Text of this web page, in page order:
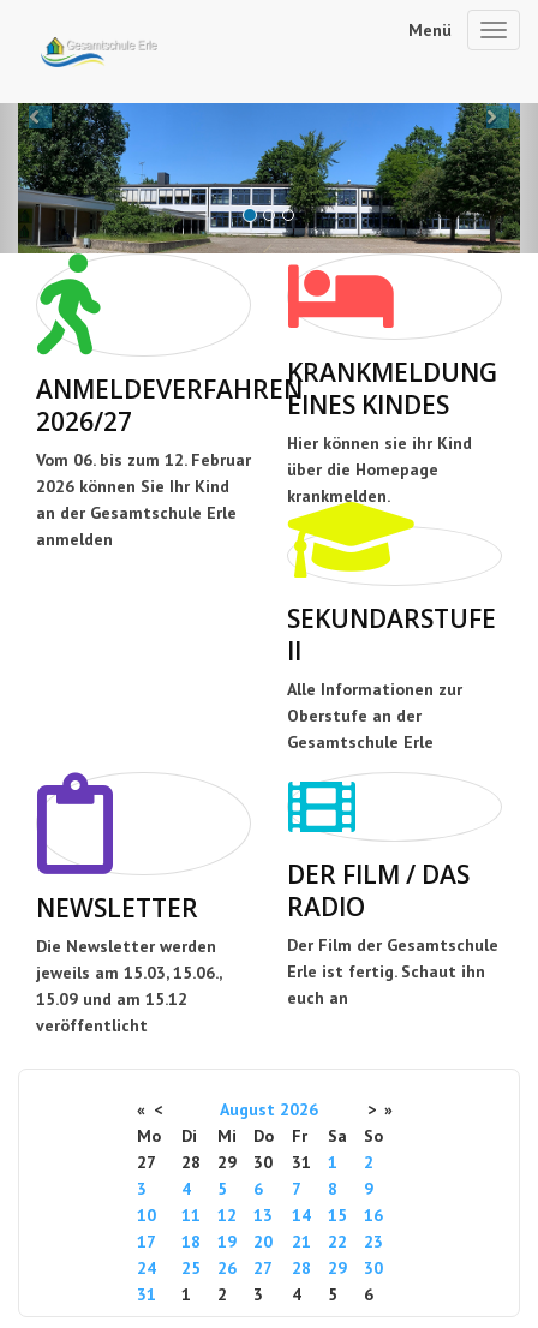
Menü
Previous
ANMELDEVERFAHREN
2026/27
Vom 06. bis zum 12. Februar
2026 können Sie Ihr Kind
an der Gesamtschule Erle
anmelden
KRANKMELDUNG
EINES KINDES
Hier können sie ihr Kind
über die Homepage
krankmelden.
SEKUNDARSTUFE
II
Alle Informationen zur
Oberstufe an der
Gesamtschule Erle
NEWSLETTER
Die Newsletter werden
jeweils am 15.03, 15.06.,
15.09 und am 15.12
veröffentlicht
DER FILM / DAS
RADIO
Der Film der Gesamtschule
Erle ist fertig. Schaut ihn
euch an
« < August 2026 > »
Mo
Di Mi Do Fr Sa
So
27
28 29 30 31 1
2
3
4 5 6 7 8
9
10
11 12 13 14 15
16
17
18 19 20 21 22
23
24
25 26 27 28 29
30
31
1 2 3 4 5 6